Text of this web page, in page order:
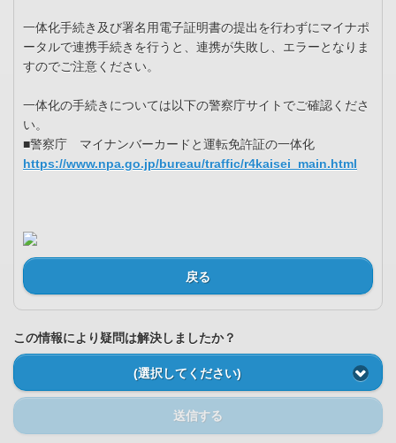
一体化手続き及び署名用電子証明書の提出を行わずにマイナポ
ータルで連携手続きを行うと、連携が失敗し、エラーとなりま
すのでご注意ください。
一体化の手続きについては以下の警察庁サイトでご確認くださ
い。
■警察庁 マイナンバーカードと運転免許証の一体化
https://www.npa.go.jp/bureau/traffic/r4kaisei_main.html
戻る
この情報により疑問は解決しましたか？
(選択してください)
送信する